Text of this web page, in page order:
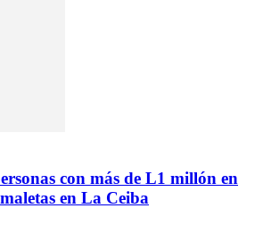
con más de L1 millón en
en La Ceiba